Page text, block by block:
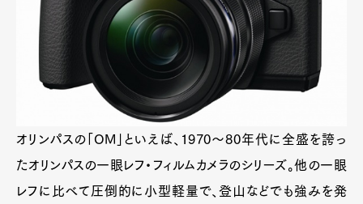
オリンパスの「OM」といえば、1970～80年代に全盛を誇っ
たオリンパスの一眼レフ・フィルムカメラのシリーズ。他の一眼
レフに比べて圧倒的に小型軽量で、登山などでも強みを発